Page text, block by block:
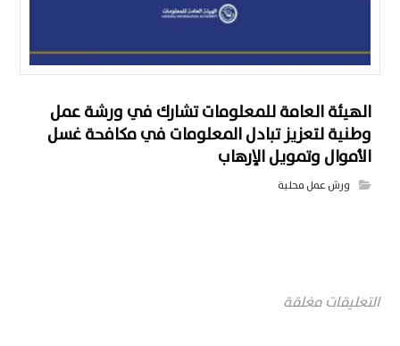
الهيئة العامة للمعلومات تشارك في ورشة عمل
وطنية لتعزيز تبادل المعلومات في مكافحة غسل
الأموال وتمويل الإرهاب
ورش عمل محلية
التعليقات مغلقة